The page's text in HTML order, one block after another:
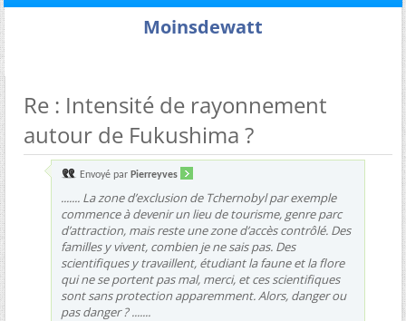
Moinsdewatt
Re : Intensité de rayonnement
autour de Fukushima ?
Envoyé par Pierreyves
....... La zone d’exclusion de Tchernobyl par exemple
commence à devenir un lieu de tourisme, genre parc
d’attraction, mais reste une zone d’accès contrôlé. Des
familles y vivent, combien je ne sais pas. Des
scientifiques y travaillent, étudiant la faune et la flore
qui ne se portent pas mal, merci, et ces scientifiques
sont sans protection apparemment. Alors, danger ou
pas danger ? .......